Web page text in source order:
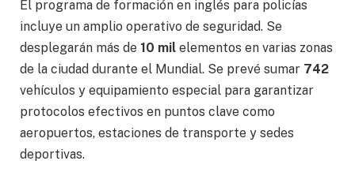
El programa de formación en inglés para policías
incluye un amplio operativo de seguridad. Se
desplegarán más de 10 mil elementos en varias zonas
de la ciudad durante el Mundial. Se prevé sumar 742
vehículos y equipamiento especial para garantizar
protocolos efectivos en puntos clave como
aeropuertos, estaciones de transporte y sedes
deportivas.